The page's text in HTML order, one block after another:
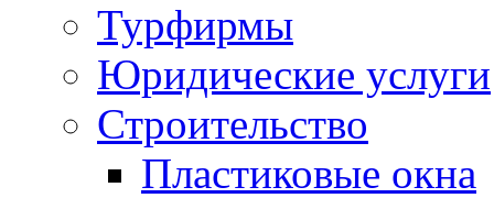
Турфирмы
Юридические услуги
Строительство
Пластиковые окна